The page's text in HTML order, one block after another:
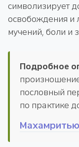
символизирует
освобождения и
мучений, боли и
Подробное
пословный
по практике